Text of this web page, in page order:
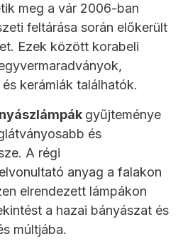
meg a vár 2006-ban
feltárása során előkerült
Ezek között korabeli
kerámiák találhatók.
gyűjteménye
és
A régi
anyag a falakon
elrendezett lámpákon
a hazai bányászat és
múltjába.